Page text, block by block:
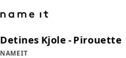
Detines Kjole - Pirouette
NAME IT